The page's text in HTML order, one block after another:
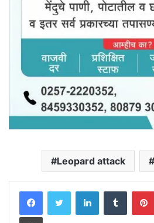
Leopard attack
LinkedInTumblr
Print